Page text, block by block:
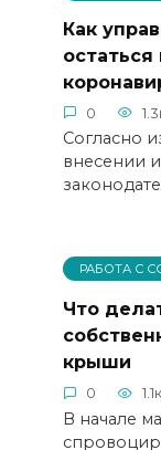
Как
остаться
0
Согласно
внесении
РАБОТА С
Что
крыши
0
В начале